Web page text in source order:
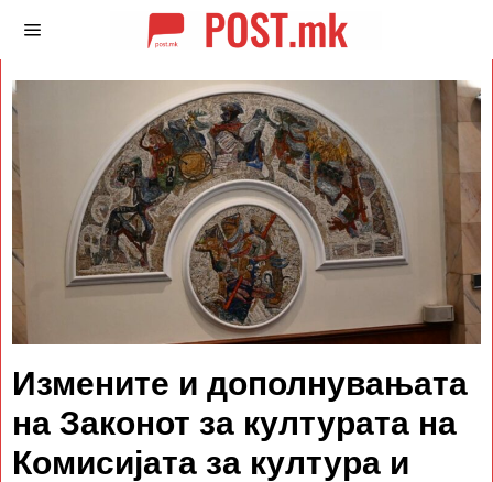
Измените и дополнувањата
на Законот за културата на
Комисијата за култура и